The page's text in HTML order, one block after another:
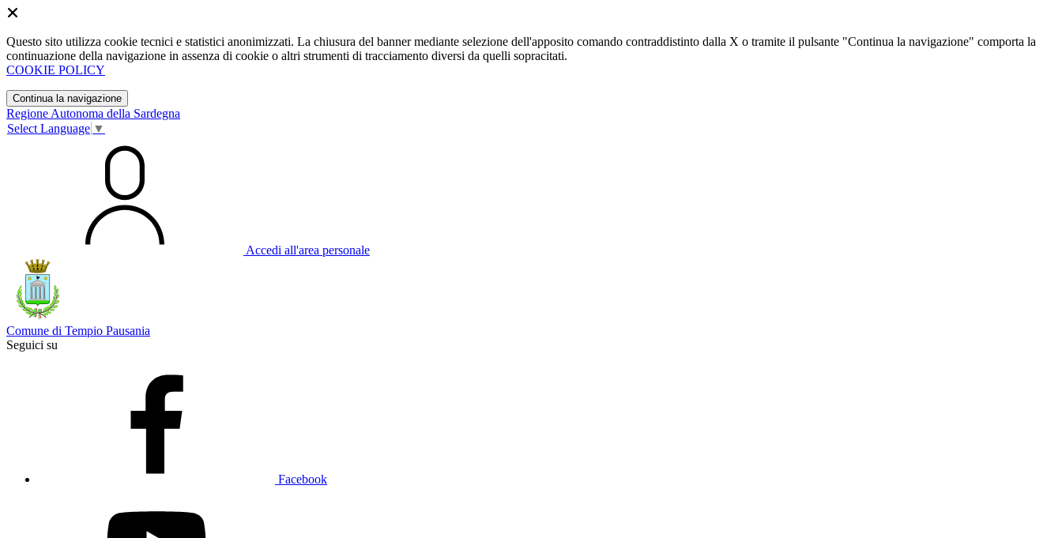
Questo sito utilizza cookie tecnici e statistici anonimizzati. La chiusura del banner mediante selezione dell'apposito comando contraddistinto dalla X o tramite il pulsante "Continua la navigazione" comporta la
continuazione della navigazione in assenza di cookie o altri strumenti di tracciamento diversi da quelli sopracitati.
COOKIE POLICY
Continua la navigazione
Regione Autonoma della Sardegna
Select Language ▼
Accedi all'area personale
Comune di Tempio Pausania
Seguici su
Facebook